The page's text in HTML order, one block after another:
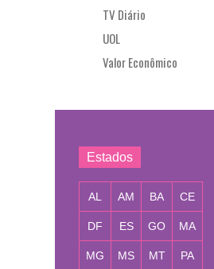
TV Diário
UOL
Valor Econômico
Estados
AL AM BA CE
DF ES GO MA
MG MS MT PA